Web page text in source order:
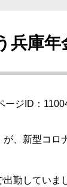
兵庫
ージID：
、新型コロ
勤していま